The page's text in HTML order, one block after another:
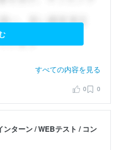
すべての内容を見る
0 0
ターン / WEBテスト / コン